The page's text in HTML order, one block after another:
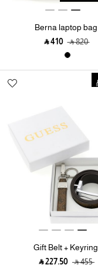
Berna laptop bag
‎ ⃁ ⁦820⁩ ‎
‎ ⃁ ⁦410⁩ ‎
Gift Belt + Keyring
‎ ⃁ ⁦455⁩ ‎
‎ ⃁ ⁦227.50⁩ ‎